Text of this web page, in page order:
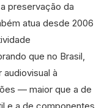
preservação da
atua desde 2006
que no Brasil,
à
— maior que a de